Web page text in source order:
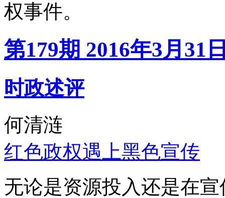
权事件。
第179期 2016年3月31
时政述评
何清涟
红色政权遇上黑色宣传
无论是资源投入还是在